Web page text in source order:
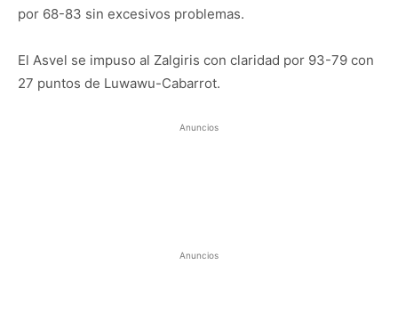
por 68-83 sin excesivos problemas.
El Asvel se impuso al Zalgiris con claridad por 93-79 con
27 puntos de Luwawu-Cabarrot.
Anuncios
Anuncios